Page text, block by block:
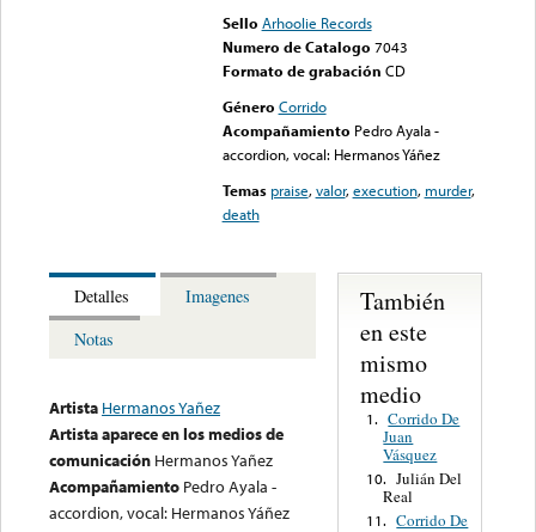
Sello Arhoolie Records
Numero de Catalogo 7043
Formato de grabación CD
Género Corrido
Acompañamiento Pedro Ayala -
accordion, vocal: Hermanos Yáñez
Temas praise,valor,execution, murder,
death
Detalles
Imagenes
Notas
Artista Hermanos Yañez
Artista aparece en los medios de
comunicación Hermanos Yañez
Acompañamiento Pedro Ayala -
accordion, vocal: Hermanos Yáñez
También
en este
mismo
medio
1. Corrido De
Juan
Vásquez
10. Julián Del
Real
11. Corrido De